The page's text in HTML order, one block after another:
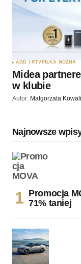
AGD I RTV PIŁKA NOŻNA
Midea
w klubie
Autor: Malgorzata
Najnowsze
Promocja
71% taniej